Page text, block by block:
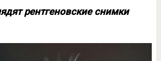
рентгеновские снимки